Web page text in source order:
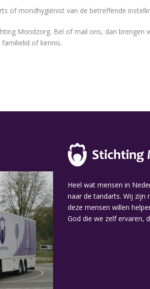
of mondhygiënist van de betreffende
Mondzorg. Bel of mail ons, dan brengen
of kennis.
Heel wat mensen in
naar de tandarts. Wij zijn
deze mensen willen
God die we zelf ervaren,